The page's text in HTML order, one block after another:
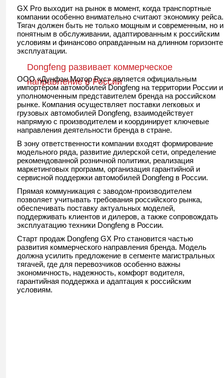
GX Pro выходит на рынок в момент, когда транспортные
компании особенно внимательно считают экономику рейса.
Тягач должен быть не только мощным и современным, но и
понятным в обслуживании, адаптированным к российским
условиям и финансово оправданным на длинном горизонте
эксплуатации.
Dongfeng развивает коммерческое
направление в России
ООО «Дунфэн Мотор Рус» является официальным
импортером автомобилей Dongfeng на территории России и
уполномоченным представителем бренда на российском
рынке. Компания осуществляет поставки легковых и
грузовых автомобилей Dongfeng, взаимодействует
напрямую с производителем и координирует ключевые
направления деятельности бренда в стране.
В зону ответственности компании входят формирование
модельного ряда, развитие дилерской сети, определение
рекомендованной розничной политики, реализация
маркетинговых программ, организация гарантийной и
сервисной поддержки автомобилей Dongfeng в России.
Прямая коммуникация с заводом-производителем
позволяет учитывать требования российского рынка,
обеспечивать поставку актуальных моделей,
поддерживать клиентов и дилеров, а также сопровождать
эксплуатацию техники Dongfeng в России.
Старт продаж Dongfeng GX Pro становится частью
развития коммерческого направления бренда. Модель
должна усилить предложение в сегменте магистральных
тягачей, где для перевозчиков особенно важны
экономичность, надежность, комфорт водителя,
гарантийная поддержка и адаптация к российским
условиям.